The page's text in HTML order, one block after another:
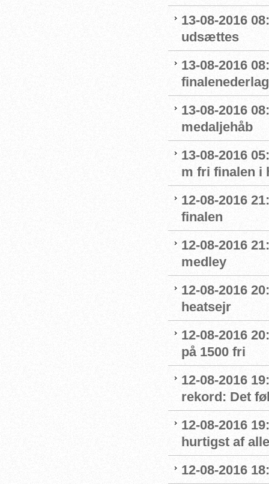
13-08-2016
udsættes
13-08-2016
finalenederlag
13-08-2016
medaljehåb
13-08-2016
m fri finalen i
12-08-2016
finalen
12-08-2016
medley
12-08-2016
heatsejr
12-08-2016
på 1500 fri
12-08-2016
rekord: Det
12-08-2016
hurtigst af
12-08-2016